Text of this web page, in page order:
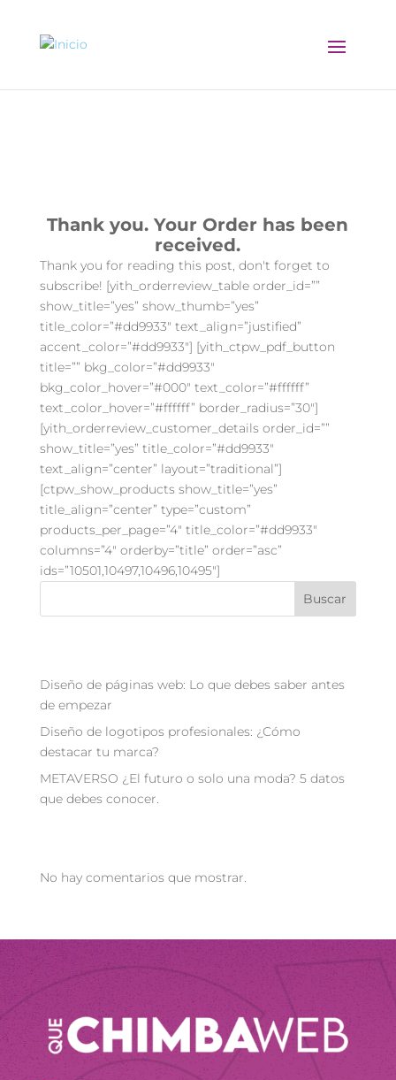
Thank you. Your Order has been
received.
Thank you for reading this post, don't forget to
subscribe! [yith_orderreview_table order_id=””
show_title=”yes” show_thumb=”yes”
title_color=”#dd9933″ text_align=”justified”
accent_color=”#dd9933″] [yith_ctpw_pdf_button
title=”” bkg_color=”#dd9933″
bkg_color_hover=”#000″ text_color=”#ffffff”
text_color_hover=”#ffffff” border_radius=”30″]
[yith_orderreview_customer_details order_id=””
show_title=”yes” title_color=”#dd9933″
text_align=”center” layout=”traditional”]
[ctpw_show_products show_title=”yes”
title_align=”center” type=”custom”
products_per_page=”4″ title_color=”#dd9933″
columns=”4″ orderby=”title” order=”asc”
ids=”10501,10497,10496,10495″]
Buscar
Diseño de páginas web: Lo que debes saber antes
de empezar
Diseño de logotipos profesionales: ¿Cómo
destacar tu marca?
METAVERSO ¿El futuro o solo una moda? 5 datos
que debes conocer.
No hay comentarios que mostrar.